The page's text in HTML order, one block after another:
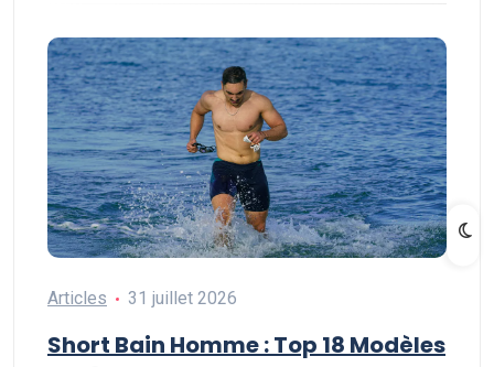
Articles 31 juillet 2026
Short Bain Homme : Top 18 Modèles